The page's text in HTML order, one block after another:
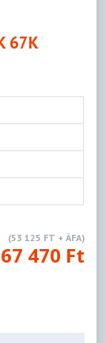
67K
(53 125 FT + ÁFA)
67 470 Ft